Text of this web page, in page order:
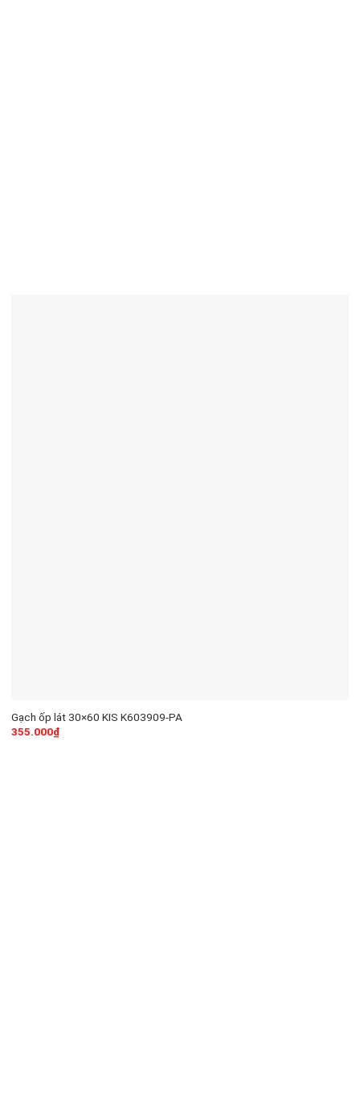
Gạch ốp lát 30×60 KIS K603909-PA
355.000₫